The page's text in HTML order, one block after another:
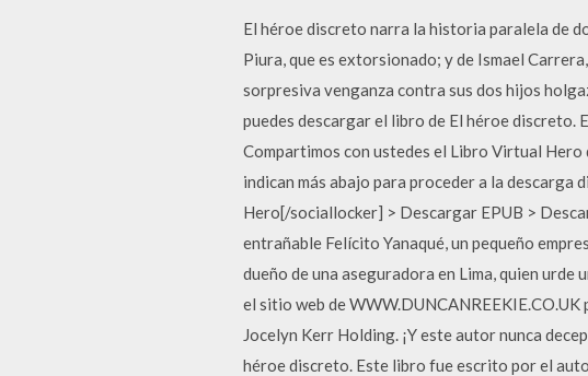
El héroe discreto narra la historia paralela de
Piura, que es extorsionado; y de Ismael
sorpresiva venganza contra sus dos hijos
puedes descargar el libro de El héroe discreto.
Compartimos con ustedes el Libro Virtual Hero
indican más abajo para proceder a la
Hero[/sociallocker] > Descargar EPUB >
entrañable Felícito Yanaqué, un pequeño
dueño de una aseguradora en Lima, quien
el sitio web de
Jocelyn Kerr Holding. ¡Y este autor nunca
héroe discreto. Este libro fue escrito por el